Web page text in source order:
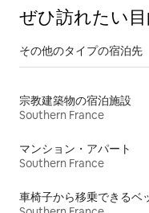
ぜひ訪⁠れ⁠た⁠い
その他のタ⁠イ⁠プ⁠の宿⁠泊⁠先
宗教建築物の宿泊施設
Southern France
マンション・アパート
Southern France